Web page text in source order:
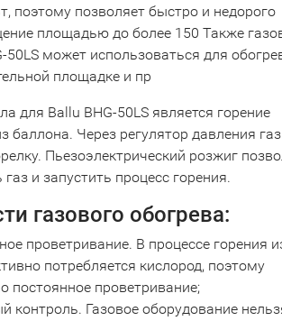
поэтому позволяет быстро и недорого
площадью до более 150 Также
50LS может использоваться для
площадке и пр
для Ballu BHG-50LS является горение
баллона. Через регулятор давления газ
Пьезоэлектрический розжиг
и запустить процесс горения.
газового обогрева:
проветривание. В процессе горения
потребляется кислород, поэтому
постоянное проветривание;
контроль. Газовое оборудование